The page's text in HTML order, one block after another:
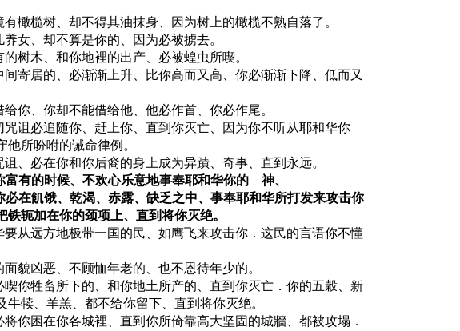
有橄榄树、却不得其油抹身、因为树上的橄榄不熟自落了。
女、却不算是你的、因为必被掳去。
树木、和你地裡的出产、必被蝗虫所喫。
间寄居的、必渐渐上升、比你高而又高、你必渐渐下降、低而又
你、你却不能借给他、他必作首、你必作尾。
咒诅必追随你、赶上你、直到你灭亡、因为你不听从耶和华你
他所吩咐的诫命律例。
诅、必在你和你后裔的身上成为异蹟、奇事、直到永远。
富有的时候、不欢心乐意地事奉耶和华你的 神、
必在飢饿、乾渴、赤露、缺乏之中、事奉耶和华所打发来攻击你
铁轭加在你的颈项上、直到将你灭绝。
要从远方地极带一国的民、如鹰飞来攻击你．这民的言语你不懂
貌凶恶、不顾恤年老的、也不恩待年少的。
喫你牲畜所下的、和你地土所产的、直到你灭亡．你的五穀、新
牛犊、羊羔、都不给你留下、直到将你灭绝。
将你困在你各城裡、直到你所倚靠高大坚固的城牆、都被攻塌．